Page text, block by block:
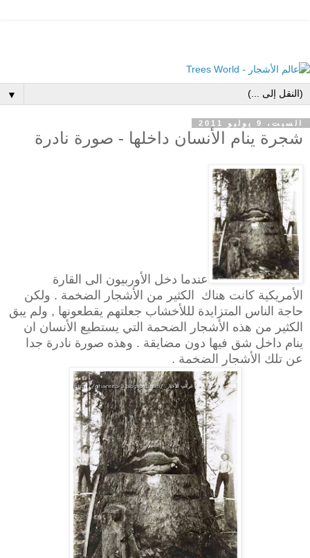
▼
السبت، 9 يوليو 2011
شجرة ينام الأنسان داخلها - صورة نادرة
عندما دخل الأوربيون الى القارة
الأمريكية كانت هناك الكثير من الأشجار الضخمة . ولكن
حاجة الناس المتزايدة لللأخشاب جعلتهم يقطعونها , ولم يبق
الكثير من هذه الأشجار الضحمة التي يستطيع الأنسان ان
ينام داخل شق فيها دون مضايقة . وهذه صورة نادرة جدا
عن تلك الأشجار الضخمة .